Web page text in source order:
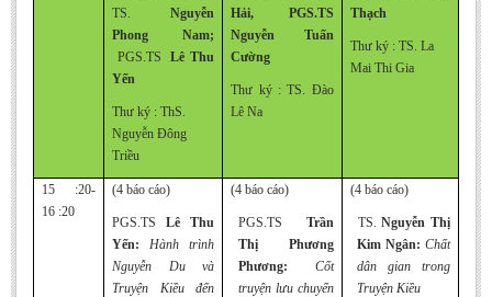
TS. Nguyễn
Phong Nam;
PGS.TS
Lê Thu
Yến
Thư ký : ThS.
Nguyễn Đông
Triều
Hải, PGS.TS
Nguyễn Tuấn
Cường
Thư ký : TS. Đào
Lê Na
Thạch
Thư ký : TS. La
Mai Thi Gia
15 :20-
16 :20
(4 báo cáo)
PGS.TS Lê Thu
Yến: Hành trình
Nguyễn Du và
Truyện Kiều đến
(4 báo cáo)
PGS.TS Trần
Thị Phương
Phương: Cốt
truyện lưu chuyển
(4 báo cáo)
TS.Nguyễn Thị
Kim Ngân: Chất
dân gian trong
Truyện Kiều